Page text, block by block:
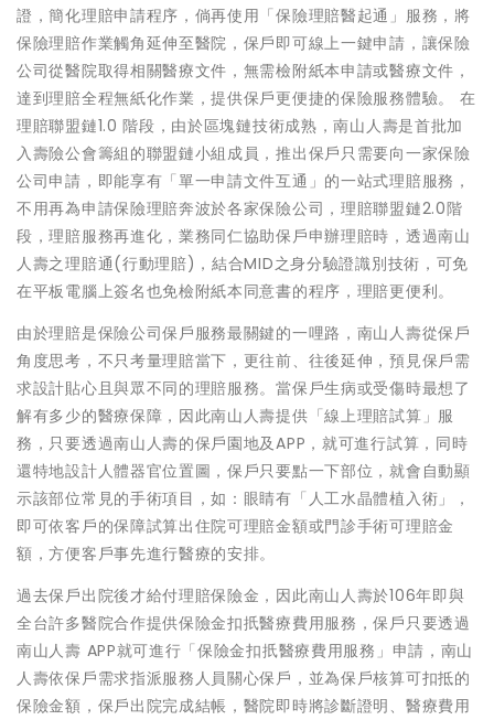
證，簡化理賠申請程序，倘再使用「保險理賠醫起通」服務，將
保險理賠作業觸角延伸至醫院，保戶即可線上一鍵申請，讓保險
公司從醫院取得相關醫療文件，無需檢附紙本申請或醫療文件，
達到理賠全程無紙化作業，提供保戶更便捷的保險服務體驗。 在
理賠聯盟鏈1.0 階段，由於區塊鏈技術成熟，南山人壽是首批加
入壽險公會籌組的聯盟鏈小組成員，推出保戶只需要向一家保險
公司申請，即能享有「單一申請文件互通」的一站式理賠服務，
不用再為申請保險理賠奔波於各家保險公司，理賠聯盟鏈2.0階
段，理賠服務再進化，業務同仁協助保戶申辦理賠時，透過南山
人壽之理賠通(行動理賠)，結合MID之身分驗證識別技術，可免
在平板電腦上簽名也免檢附紙本同意書的程序，理賠更便利。
由於理賠是保險公司保戶服務最關鍵的一哩路，南山人壽從保戶
角度思考，不只考量理賠當下，更往前、往後延伸，預見保戶需
求設計貼心且與眾不同的理賠服務。當保戶生病或受傷時最想了
解有多少的醫療保障，因此南山人壽提供「線上理賠試算」服
務，只要透過南山人壽的保戶園地及APP，就可進行試算，同時
還特地設計人體器官位置圖，保戶只要點一下部位，就會自動顯
示該部位常見的手術項目，如：眼睛有「人工水晶體植入術」，
即可依客戶的保障試算出住院可理賠金額或門診手術可理賠金
額，方便客戶事先進行醫療的安排。
過去保戶出院後才給付理賠保險金，因此南山人壽於106年即與
全台許多醫院合作提供保險金扣扺醫療費用服務，保戶只要透過
南山人壽 APP就可進行「保險金扣扺醫療費用服務」申請，南山
人壽依保戶需求指派服務人員關心保戶，並為保戶核算可扣抵的
保險金額，保戶出院完成結帳，醫院即時將診斷證明、醫療費用